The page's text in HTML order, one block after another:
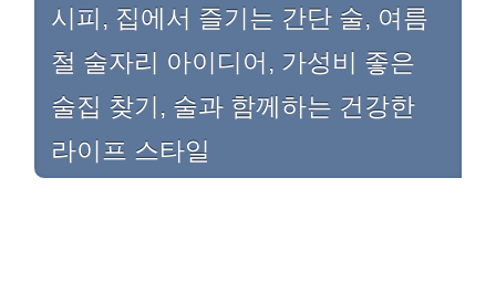
시피, 집에서 즐기는 간단 술, 여름
철 술자리 아이디어, 가성비 좋은
술집 찾기, 술과 함께하는 건강한
라이프 스타일